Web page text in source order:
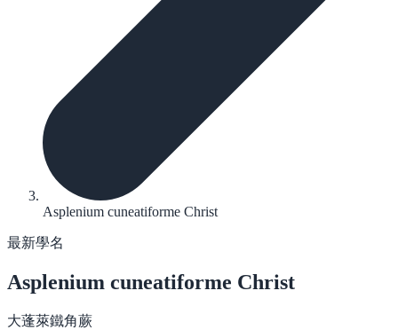
Asplenium cuneatiforme Christ
最新學名
Asplenium cuneatiforme Christ
大蓬萊鐵角蕨